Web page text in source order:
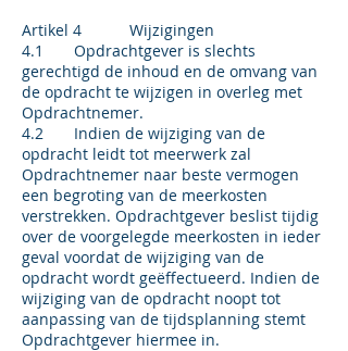
Artikel 4 Wijzigingen
4.1 Opdrachtgever is slechts
gerechtigd de inhoud en de omvang van
de opdracht te wijzigen in overleg met
Opdrachtnemer.
4.2 Indien de wijziging van de
opdracht leidt tot meerwerk zal
Opdrachtnemer naar beste vermogen
een begroting van de meerkosten
verstrekken. Opdrachtgever beslist tijdig
over de voorgelegde meerkosten in ieder
geval voordat de wijziging van de
opdracht wordt geëffectueerd. Indien de
wijziging van de opdracht noopt tot
aanpassing van de tijdsplanning stemt
Opdrachtgever hiermee in.